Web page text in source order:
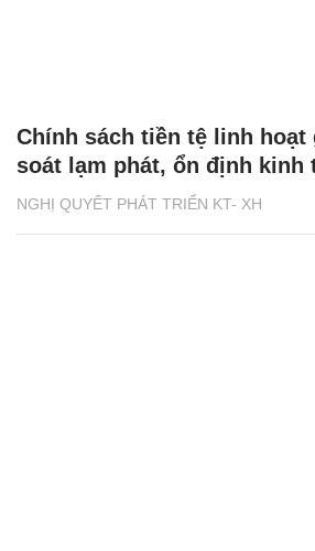
NGHỊ QUYẾT PHÁT TRIỂN KT- XH
Chính sách tiền tệ linh hoạt
soát lạm phát, ổn định kinh